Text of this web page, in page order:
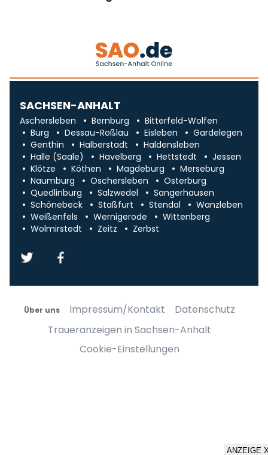
SACHSEN-ANHALT
Aschersleben Bernburg
Bitterfeld-Wolfen
Burg
Dessau-Roßlau Eisleben
Gardelegen
Genthin
Halberstadt
Haldensleben
Halle (Saale)
Havelberg Hettstedt
Jessen
Klötze
Köthen Magdeburg
Merseburg
Naumburg
Oschersleben
Osterburg
Quedlinburg
Salzwedel
Sangerhausen
Schönebeck
Staßfurt Stendal
Wanzleben
Weißenfels
Wernigerode
Wittenberg
Wolmirstedt
Zeitz Zerbst
Über uns Impressum/Kontakt
Datenschutz
Traueranzeigen in Sachsen-Anhalt
Cookie-Einstellungen
ANZEIGE